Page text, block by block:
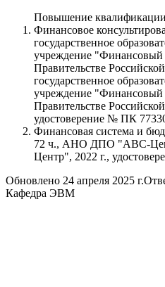
Повышение
Финансовое
государственное
учреждение "Финансовый
Правительстве
государственное
учреждение "Финансовый
Правительстве
удостоверение № ПК
Финансовая система и
72 ч., АНО ДПО "АВС-
Центр", 2022 г.,
Обновлено 24 апреля 2025 г.
Кафедра ЭВМ